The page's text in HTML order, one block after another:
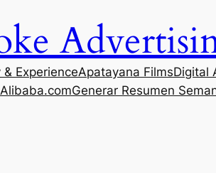
ExperienceApatayana FilmsDigital
Generar Resumen